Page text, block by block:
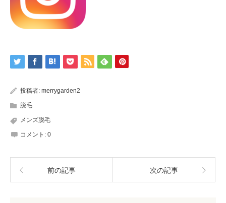
投稿者: merrygarden2
脱毛
メンズ脱毛
コメント: 0
前の記事 次の記事